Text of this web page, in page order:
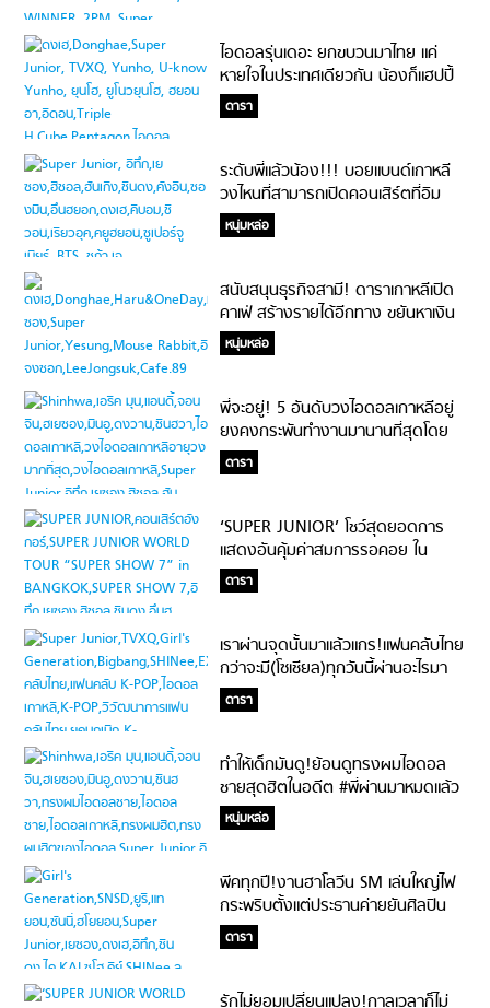
ไอดอลรุ่นเดอะ ยกขบวนมาไทย แค่
หายใจในประเทศเดียวกัน น้องก็แฮปปี้
แล้ว!!!
ดารา
ระดับพี่แล้วน้อง!!! บอยแบนด์เกาหลี
วงไหนที่สามารถเปิดคอนเสิร์ตที่อิม
แพค อารีน่า เมืองทองธานีได้
หนุ่มหล่อ
สนับสนุนธุรกิจสามี! ดาราเกาหลีเปิด
คาเฟ่ สร้างรายได้อีกทาง ขยันหาเงิน
ตัวเป็นเกลียวหัวเป็นน๊อต #ปักไว้ไปตาม
ผู้
หนุ่มหล่อ
พี่จะอยู่! 5 อันดับวงไอดอลเกาหลีอยู่
ยงคงกระพันทำงานมานานที่สุดโดย
ไม่มีการพักกิจกรรมวง
ดารา
‘SUPER JUNIOR’ โชว์สุดยอดการ
แสดงอันคุ้มค่าสมการรอคอย ใน
คอนเสิร์ตอังกอร์ ‘SUPER JUNIOR
WORLD TOUR “SUPER SHOW
ดารา
เราผ่านจุดนั้นมาแล้วแกร!แฟนคลับไทย
กว่าจะมี(โซเชียล)ทุกวันนี้ผ่านอะไรมา
บ้าง #รักทางไกลส่งใจไปเกาหลี
ดารา
ทำให้เด็กมันดู!ย้อนดูทรงผมไอดอล
ชายสุดฮิตในอดีต #พี่ผ่านมาหมดแล้ว
น้อง
หนุ่มหล่อ
พีคทุกปี!งานฮาโลวีน SM เล่นใหญ่ไฟ
กระพริบตั้งแต่ประธานค่ายยันศิลปิน
ดารา
รักไม่ยอมเปลี่ยนแปลง!กาลเวลาก็ไม่